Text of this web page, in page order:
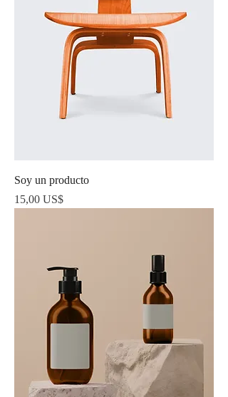
Soy un producto
Precio
15,00 US$